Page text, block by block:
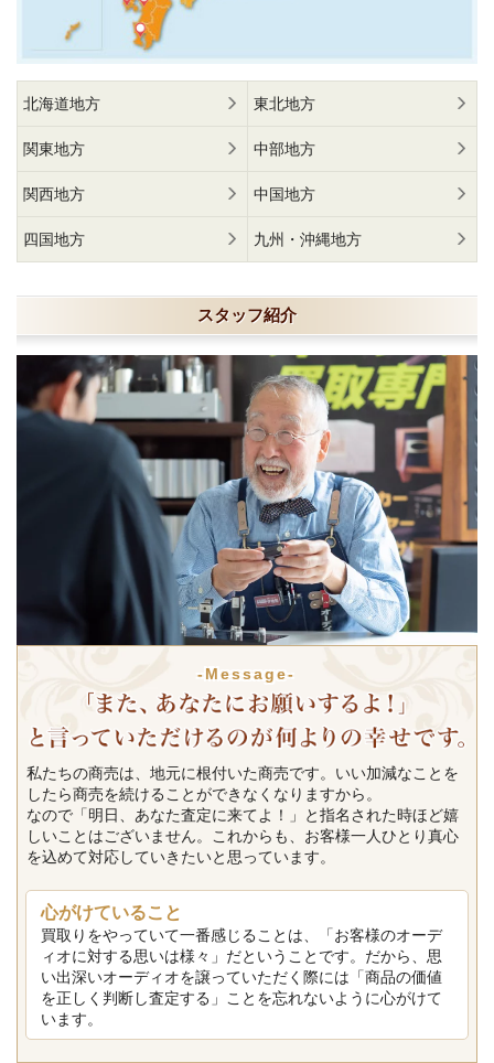
北海道地方 東北地方
関東地方 中部地方
関西地方 中国地方
四国地方 九州・沖縄地方
スタッフ紹介
-Message-
私たちの商売は、地元に根付いた商売です。いい加減なことを
したら商売を続けることができなくなりますから。
なので「明日、あなた査定に来てよ！」と指名された時ほど嬉
しいことはございません。これからも、お客様一人ひとり真心
を込めて対応していきたいと思っています。
心がけていること
買取りをやっていて一番感じることは、「お客様のオーデ
ィオに対する思いは様々」だということです。だから、思
い出深いオーディオを譲っていただく際には「商品の価値
を正しく判断し査定する」ことを忘れないように心がけて
います。